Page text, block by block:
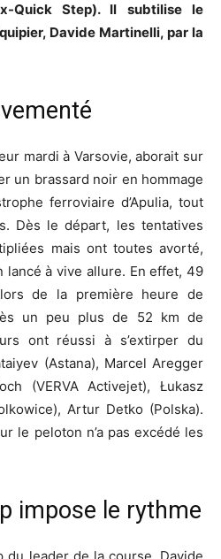
Quick Step). Il subtilise le
Davide Martinelli, par la
mardi à Varsovie, aborait sur
un brassard noir en hommage
ferroviaire d’Apulia, tout
Dès le départ, les tentatives
mais ont toutes avorté,
lancé à vive allure. En effet, 49
de la première heure de
un peu plus de 52 km de
ont réussi à s’extirper du
(Astana), Marcel Aregger
(VERVA Activejet), Łukasz
Artur Detko (Polska).
le peloton n’a pas excédé les
impose le rythme